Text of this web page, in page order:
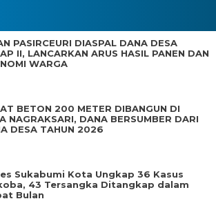
PASIRCEURI DIASPAL DANA DESA
II, LANCARKAN ARUS HASIL PANEN DAN
WARGA
BETON 200 METER DIBANGUN DI
NAGRAKSARI, DANA BERSUMBER DARI
DESA TAHUN 2026
Sukabumi Kota Ungkap 36 Kasus
43 Tersangka Ditangkap dalam
Bulan